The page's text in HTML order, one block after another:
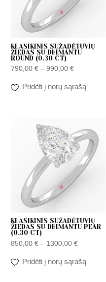
KLASIKINIS SUŽADĖTUVIŲ
ŽIEDAS SU DEIMANTU
ROUND (0.30 CT)
790,00€ – 990,00€
Pridėti į norų sąrašą
KLASIKINIS SUŽADĖTUVIŲ
ŽIEDAS SU DEIMANTU PEAR
(0.30 CT)
850,00€ – 1300,00€
range:
850,00 €
through
1300,00 €
Pridėti į norų sąrašą